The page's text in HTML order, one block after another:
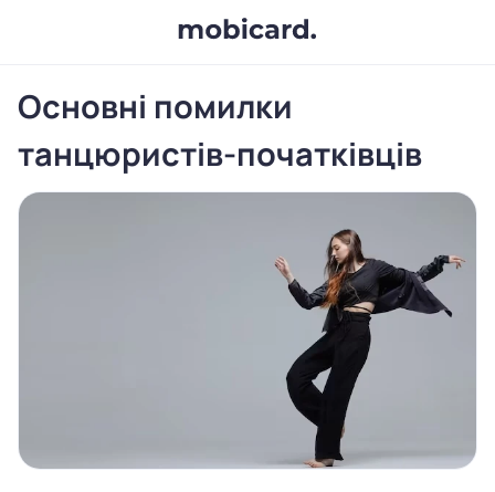
Основні помилки
танцюристів-початківців